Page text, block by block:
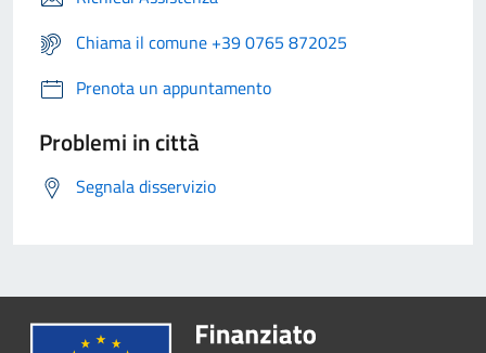
Chiama il comune +39 0765 872025
Prenota un appuntamento
Problemi in città
Segnala disservizio